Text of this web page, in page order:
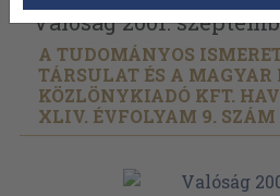
Valóság 2001.
A TUDOMÁNYOS
TÁRSULAT ÉS A MAGYAR
KÖZLÖNYKIADÓ KFT.
XLIV. ÉVFOLYAM 9. SZÁM